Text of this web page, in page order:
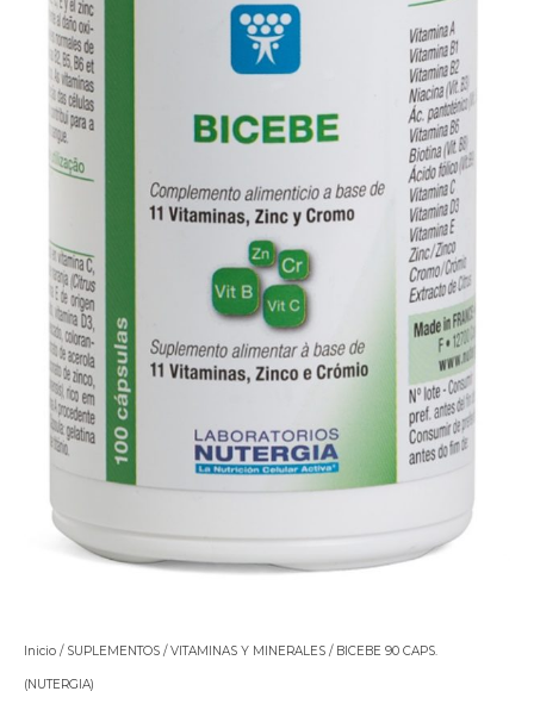
Inicio / SUPLEMENTOS /VITAMINAS Y MINERALES / BICEBE 90 CAPS.
(NUTERGIA)